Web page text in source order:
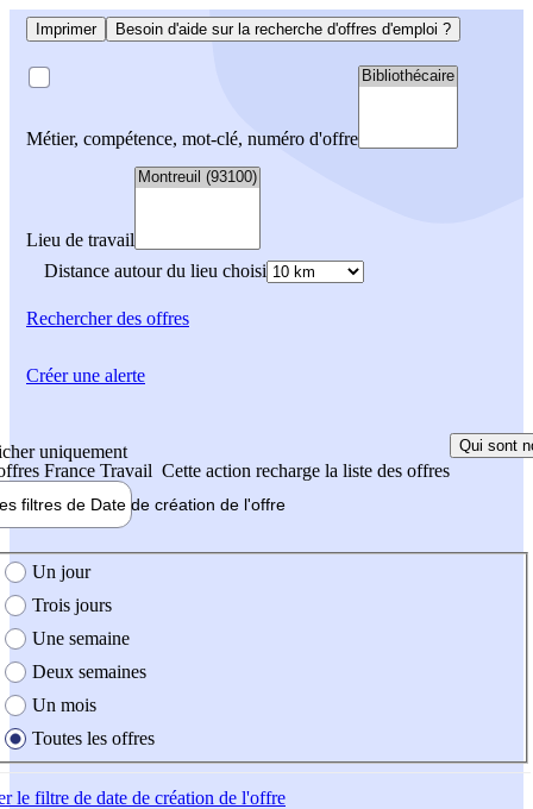
Imprimer Besoin d'aide sur la recherche d'offres d'emploi ?
Métier, compétence, mot-clé, numéro d'offre
Lieu de travail
Distance autour du lieu choisi
Rechercherdes offres
uniquement
France Travail Cette action recharge la liste des offres
Qui sont
filtres de Date de création de l'offre
création de l'offre
Un jour
Trois jours
Une semaine
Deux semaines
Un mois
Toutes les offres
le filtre de date de création de l'offre
Créer une alerte